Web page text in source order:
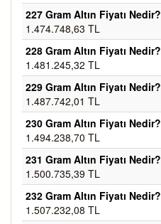
227 Gram Altın Fiyatı Nedir?
1.474.748,63 TL
228 Gram Altın Fiyatı Nedir?
1.481.245,32 TL
229 Gram Altın Fiyatı Nedir?
1.487.742,01 TL
230 Gram Altın Fiyatı Nedir?
1.494.238,70 TL
231 Gram Altın Fiyatı Nedir?
1.500.735,39 TL
232 Gram Altın Fiyatı Nedir?
1.507.232,08 TL